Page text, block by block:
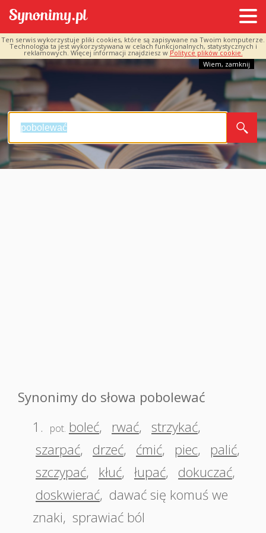
Ten serwis wykorzystuje pliki cookies, które są zapisywane na Twoim komputerze.
Technologia ta jest wykorzystywana w celach funkcjonalnych, statystycznych i
reklamowych. Więcej informacji znajdziesz w Polityce plików cookie.
Wiem, zamknij
Synonimy do słowa pobolewać
1.
pot. boleć, rwać, strzykać,
szarpać, drzeć, ćmić, piec, palić,
szczypać, kłuć, łupać, dokuczać,
doskwierać, dawać się komuś we
znaki, sprawiać ból